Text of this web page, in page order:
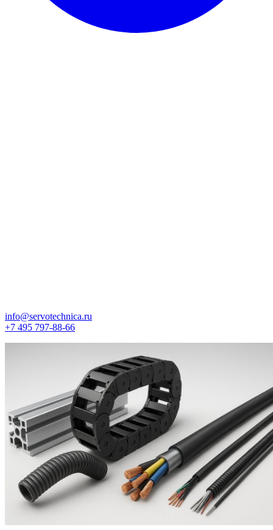
info@servotechnica.ru
+7 495 797-88-66